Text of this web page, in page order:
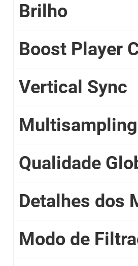
Brilho
Boost Player
Vertical Sync
Qualidade
Detalhes dos
Modo de